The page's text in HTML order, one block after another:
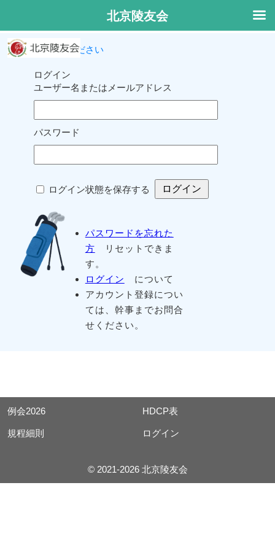
ログインしてください
ログイン
ユーザー名またはメールアドレス
パスワード
ログイン状態を保存する
パスワードを忘れた
方 リセットできま
す。
ログイン
について
アカウント登録につい
ては、幹事までお問合
せください。
例会2026 HDCP表
規程細則 ログイン
© 2021-2026 北京陵友会
北京陵友会